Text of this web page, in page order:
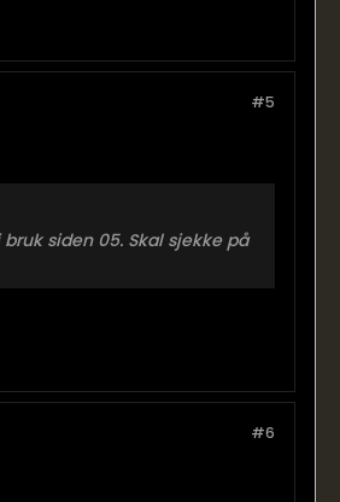
#5
siden 05. Skal sjekke på
#6